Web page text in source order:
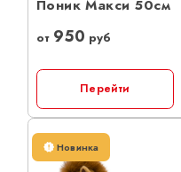
Поник Макси 50см
от 950 руб
Перейти
Новинка